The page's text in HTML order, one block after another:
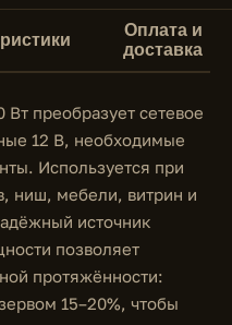
Оплата и
доставка
преобразует сетевое
12 В, необходимые
Используется при
ниш, мебели, витрин и
источник
позволяет
протяжённости:
15–20%, чтобы